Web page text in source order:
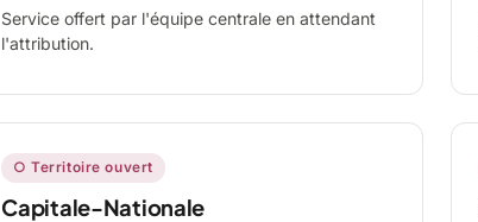
Service offert par l'équipe centrale en attendant
l'attribution.
○ Territoire ouvert
Capitale-Nationale